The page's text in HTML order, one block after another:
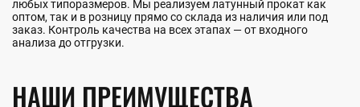
любых типоразмеров. Мы реализуем латунный прокат как
оптом, так и в розницу прямо со склада из наличия или под
заказ. Контроль качества на всех этапах — от входного
анализа до отгрузки.
НАШИ ПРЕИМУЩЕСТВА